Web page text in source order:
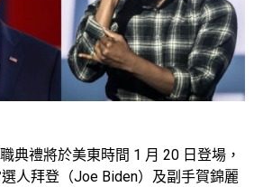
典禮將於美東時間 1 月 20 日登場，
人拜登（Joe Biden）及副手賀錦麗